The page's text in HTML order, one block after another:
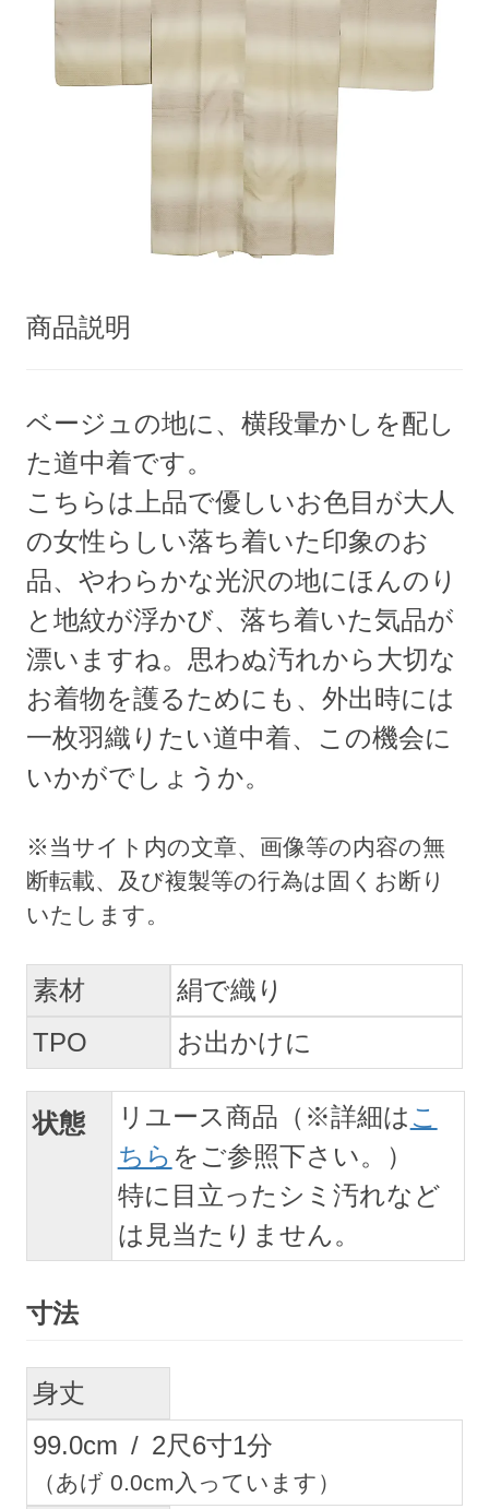
商品説明
ベージュの地に、横段暈かしを配し
た道中着です。
こちらは上品で優しいお色目が大人
の女性らしい落ち着いた印象のお
品、やわらかな光沢の地にほんのり
と地紋が浮かび、落ち着いた気品が
漂いますね。思わぬ汚れから大切な
お着物を護るためにも、外出時には
一枚羽織りたい道中着、この機会に
いかがでしょうか。
素材
絹で織り
TPO
お出かけに
状態 リユース商品（※詳細は こ
ちら をご参照下さい。）
特に目立ったシミ汚れなど
は見当たりません。
寸法
身丈
99.0cm / 2尺6寸1分
（あげ 0.0cm入っています）